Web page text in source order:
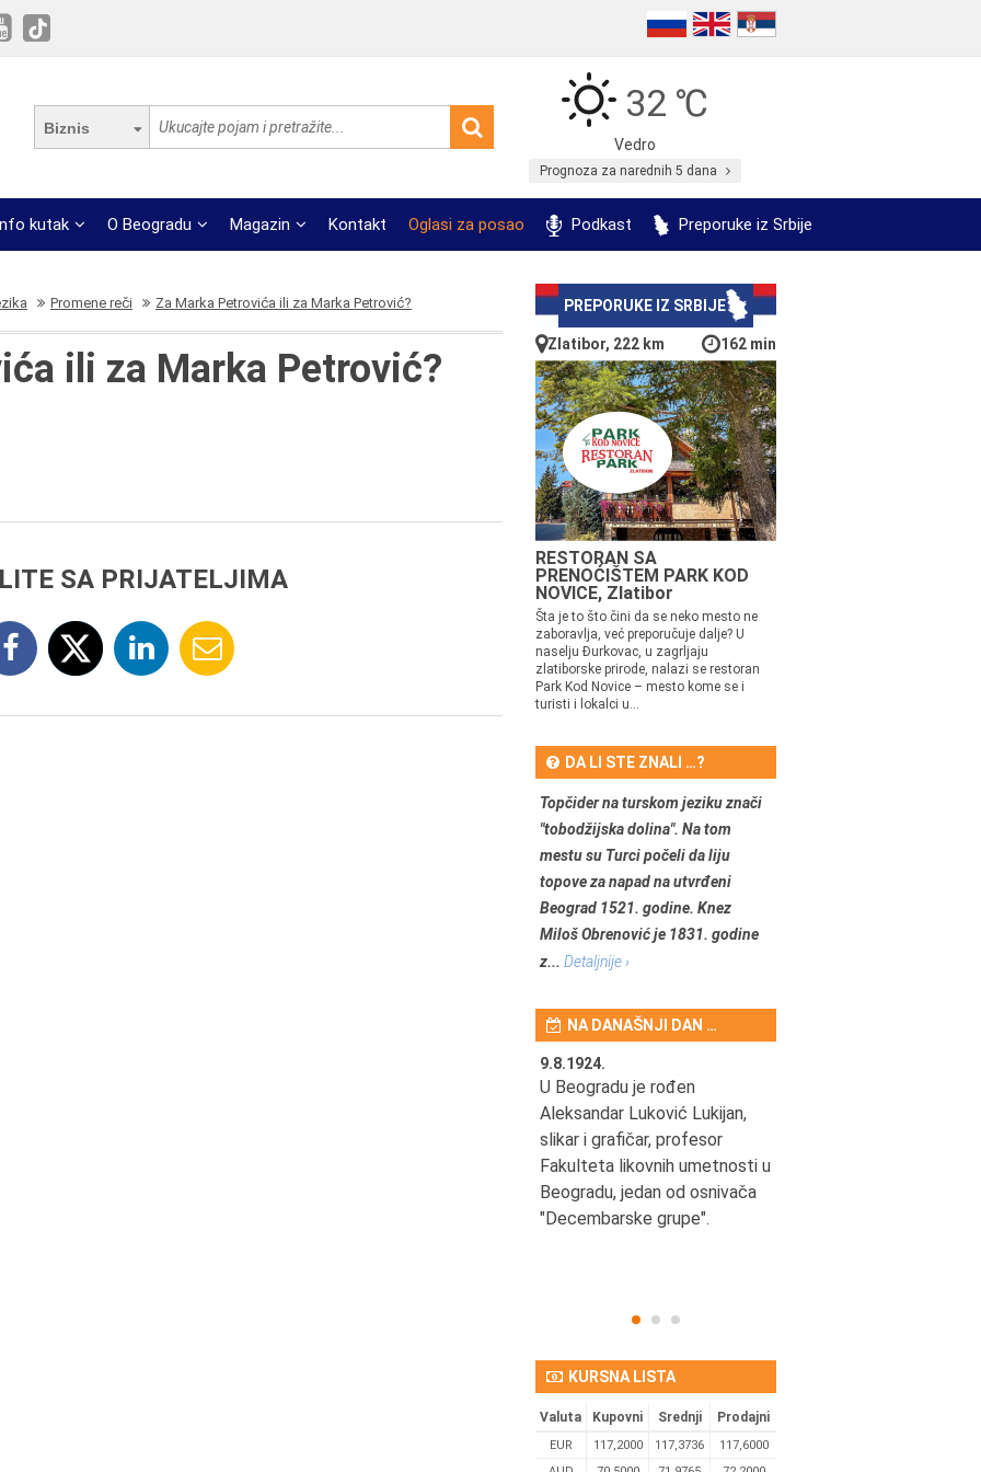
Biznis
32 ℃
Vedro
Prognoza za narednih 5 dana
kutak O Beogradu Magazin Kontakt Oglasi za posao Podkast Preporuke iz Srbije
Promene reči Za Marka Petrovića ili za Marka Petrović?
ili za Marka Petrović?
SA PRIJATELJIMA
PREPORUKE IZ SRBIJE
Zlatibor, 222 km 162 min
RESTORAN SA
PRENOĆIŠTEM PARK KOD
NOVICE, Zlatibor
Šta je to što čini da se neko mesto ne
zaboravlja, već preporučuje dalje? U
naselju Đurkovac, u zagrljaju
zlatiborske prirode, nalazi se restoran
Park Kod Novice – mesto kome se i
turisti i lokalci u...
DA LI STE ZNALI …?
Topčider na turskom jeziku znači
"tobodžijska dolina". Na tom
mestu su Turci počeli da liju
topove za napad na utvrđeni
Beograd 1521. godine. Knez
Miloš Obrenović je 1831. godine
z... Detaljnije ›
NA DANAŠNJI DAN …
9.8.1924.
U Beogradu je rođen
Aleksandar Luković Lukijan,
slikar i grafičar, profesor
Fakulteta likovnih umetnosti u
Beogradu, jedan od osnivača
"Decembarske grupe".
KURSNA LISTA
Valuta Kupovni Srednji Prodajni
EUR 117,2000 117,3736
117,6000